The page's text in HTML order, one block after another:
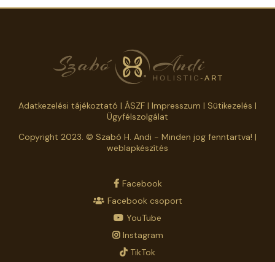
Adatkezelési tájékoztató | ÁSZF | Impresszum | Sütikezelés |
Ügyfélszolgálat
Copyright 2023. © Szabó H. Andi - Minden jog fenntartva! |
weblapkészítés
Facebook
Facebook csoport
YouTube
Instagram
TikTok